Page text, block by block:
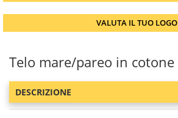
VALUTA IL TUO LOGO
Telo mare/pareo in cotone
DESCRIZIONE